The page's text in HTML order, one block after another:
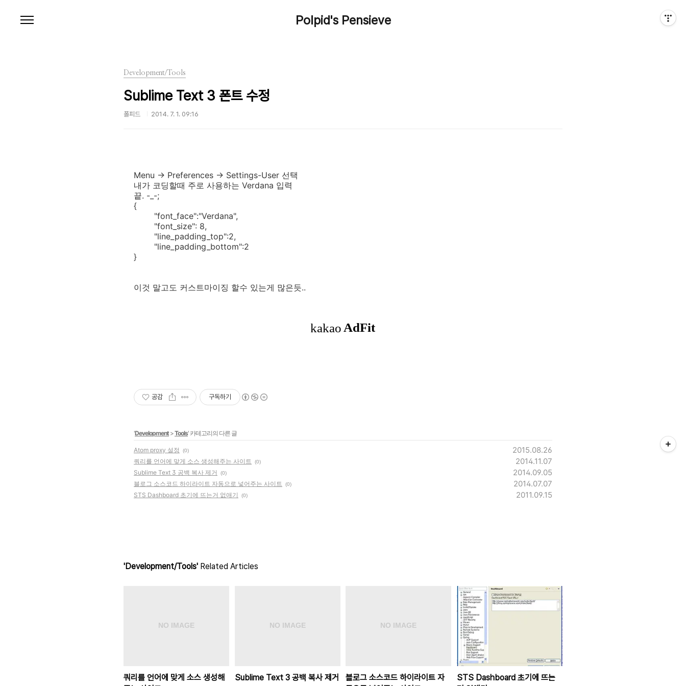
Polpid's Pensieve
Development/Tools
Sublime Text 3 폰트 수정
폴피드 2014. 7. 1. 09:16
Menu -> Preferences -> Settings-User 선택
내가 코딩할때 주로 사용하는 Verdana 입력
끝. -_-;
{
"font_face":"Verdana",
"font_size": 8,
"line_padding_top":2,
"line_padding_bottom":2
}
이것 말고도 커스트마이징 할수 있는게 많은듯..
공감 구독하기
'Development>Tools' 카테고리의 다른 글
Atom proxy 설정 (0) 2015.08.26
쿼리를 언어에 맞게 소스 생성해주는 사이트 (0) 2014.11.07
Sublime Text 3 공백 복사 제거 (0) 2014.09.05
블로그 소스코드 하이라이트 자동으로 넣어주는 사이트 (0) 2014.07.07
STS Dashboard 초기에 뜨는거 없애기 (0) 2011.09.15
'Development/Tools' Related Articles
쿼리를 언어에 맞게 소스 생성해
Sublime Text 3 공백 복사 제거
블로그 소스코드 하이라이트 자
STS Dashboard 초기에 뜨는